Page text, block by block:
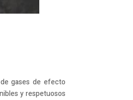
gases de efecto
y respetuosos